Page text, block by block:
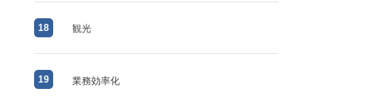
18 観光
19 業務効率化